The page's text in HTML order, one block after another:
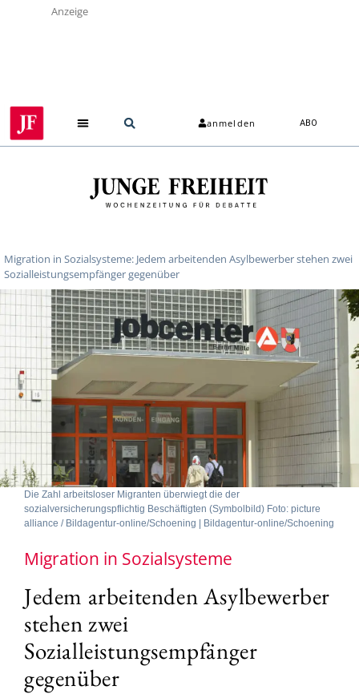
Anzeige
anmelden ABO
Migration in Sozialsysteme: Jedem arbeitenden Asylbewerber stehen zwei
Sozialleistungsempfänger gegenüber
Die Zahl arbeitsloser Migranten überwiegt die der
sozialversicherungspflichtig Beschäftigten (Symbolbild) Foto: picture
alliance / Bildagentur-online/Schoening | Bildagentur-online/Schoening
Migration in Sozialsysteme
Jedem arbeitenden Asylbewerber
stehen zwei
Sozialleistungsempfänger
gegenüber